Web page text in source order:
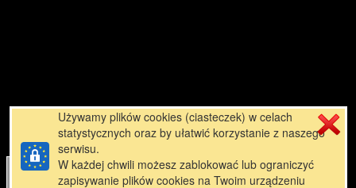
Używamy plików cookies (ciasteczek) w celach
statystycznych oraz by ułatwić korzystanie z naszego
serwisu.
W każdej chwili możesz zablokować lub ograniczyć
zapisywanie plików cookies na Twoim urządzeniu